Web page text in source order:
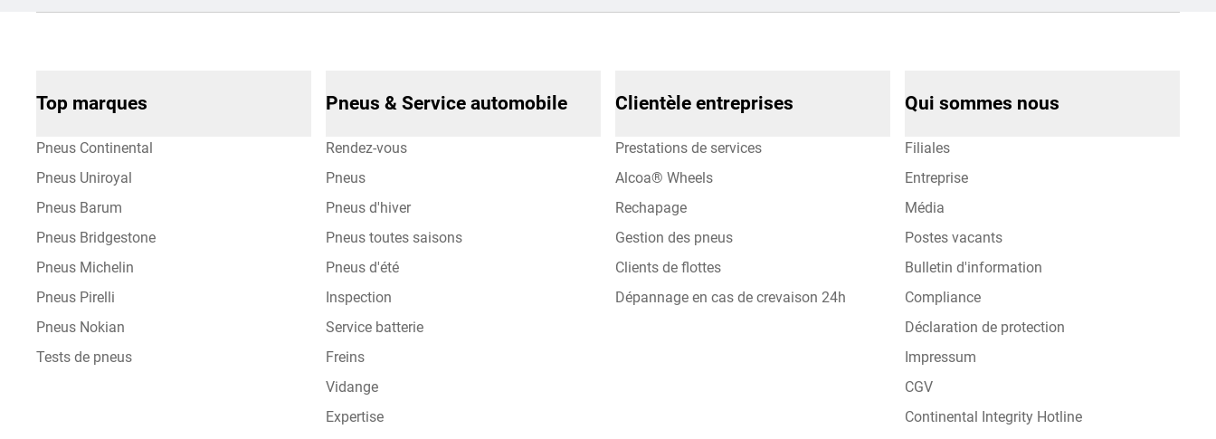
Top marques
Pneus Continental
Pneus Uniroyal
Pneus Barum
Pneus Bridgestone
Pneus Michelin
Pneus Pirelli
Pneus Nokian
Tests de pneus
Pneus & Service automobile
Rendez-vous
Pneus
Pneus d'hiver
Pneus toutes saisons
Pneus d'été
Inspection
Service batterie
Freins
Vidange
Expertise
Clientèle entreprises
Prestations de services
Alcoa® Wheels
Rechapage
Gestion des pneus
Clients de flottes
Dépannage en cas de crevaison 24h
Qui sommes nous
Filiales
Entreprise
Média
Postes vacants
Bulletin d'information
Compliance
Déclaration de protection
Impressum
CGV
Continental Integrity Hotline